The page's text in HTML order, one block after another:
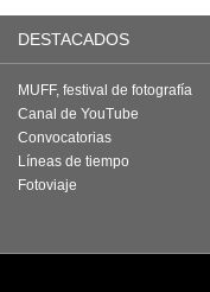
DESTACADOS
MUFF, festival de fotografía
Canal de YouTube
Convocatorias
Líneas de tiempo
Fotoviaje